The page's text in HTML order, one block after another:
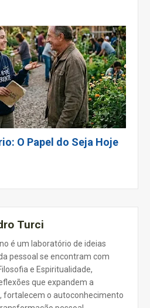
O Papel do Seja Hoje
Turci
é um laboratório de ideias
pessoal se encontram com
e Espiritualidade,
que expandem a
fortalecem o autoconhecimento